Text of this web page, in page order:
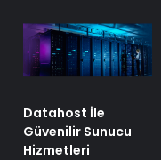
Datahost İle
Güvenilir Sunucu
Hizmetleri